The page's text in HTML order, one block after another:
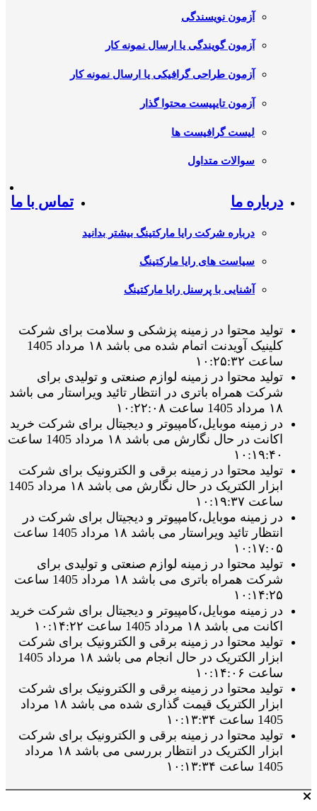
آزمون نویسندگی
آزمون گویندگی یا ارسال نمونه کار
آزمون طراحی گرافیکی یا ارسال نمونه کار
آزمون تایپیست محتوا گذار
لیست گرافیست ها
سوالات متداول
درباره ما
درباره شرکت رایا مارکتینگ بیشتر بدانید
سیاست های رایا مارکتینگ
آشنایی با پرسنل رایا مارکتینگ
تماس با ما
تولید محتوا در زمینه پزشکی و سلامت برای شرکت
کلینیک آویدنت اتمام شده می باشد ۱۸ مرداد 1405
ساعت ۱۰:۲۵:۳۲
تولید محتوا در زمینه لوازم صنعتی و تولیدی برای
شرکت همراه باتری در انتظار تائید ویراستار می باشد
۱۸ مرداد 1405 ساعت ۱۰:۲۲:۰۸
در زمینه موبایل،کامپیوتر و دیجیتال برای شرکت خرید
اکانت در حال نگارش می باشد ۱۸ مرداد 1405 ساعت
۱۰:۱۹:۴۰
تولید محتوا در زمینه برقی و الکترونیک برای شرکت
ابزار الکتریک در حال نگارش می باشد ۱۸ مرداد 1405
ساعت ۱۰:۱۹:۳۷
در زمینه موبایل،کامپیوتر و دیجیتال برای شرکت در
انتظار تائید ویراستار می باشد ۱۸ مرداد 1405 ساعت
۱۰:۱۷:۰۵
تولید محتوا در زمینه لوازم صنعتی و تولیدی برای
شرکت همراه باتری می باشد ۱۸ مرداد 1405 ساعت
۱۰:۱۴:۲۵
در زمینه موبایل،کامپیوتر و دیجیتال برای شرکت خرید
اکانت می باشد ۱۸ مرداد 1405 ساعت ۱۰:۱۴:۲۲
تولید محتوا در زمینه برقی و الکترونیک برای شرکت
ابزار الکتریک در حال انجام می باشد ۱۸ مرداد 1405
ساعت ۱۰:۱۴:۰۶
تولید محتوا در زمینه برقی و الکترونیک برای شرکت
ابزار الکتریک قیمت گذاری شده می باشد ۱۸ مرداد
1405 ساعت ۱۰:۱۳:۳۴
تولید محتوا در زمینه برقی و الکترونیک برای شرکت
ابزار الکتریک در انتظار بررسی می باشد ۱۸ مرداد
1405 ساعت ۱۰:۱۳:۳۴